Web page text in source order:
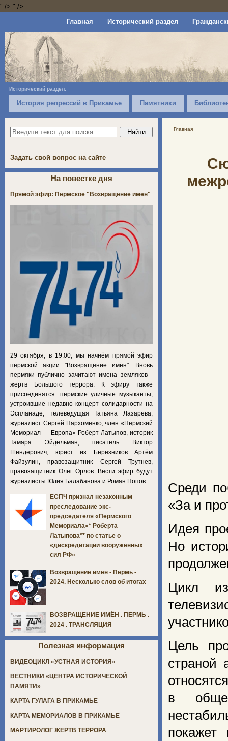
" /> " />
Главная
Исторический раздел
Исторический раздел:
История репрессий в Прикамье Памятники
Главная
Среди
«За и
Идея
Но
Цикл из
Цель
страной
в
покажет
Задать свой вопрос на сайте
На повестке дня
Прямой эфир: Пермское "Возвращение имён"
29 октября, в 19:00, мы начнём прямой эфир
пермской акции "Возвращение имён". Вновь
пермяки публично зачитают имена земляков -
жертв Большого террора. К эфиру также
присоединятся: пермские уличные музыканты,
устроившие недавно концерт солидарности на
Эспланаде, телеведущая Татьяна Лазарева,
журналист Сергей Пархоменко, член «Пермский
Мемориал — Европа» Роберт Латыпов, историк
Тамара Эйдельман, писатель Виктор
Шендерович, юрист из Березников Артём
Файзулин, правозащитник Сергей Трутнев,
правозащитник Олег Орлов. Вести эфир будут
журналисты Юлия Балабанова и Роман Попов.
ЕСПЧ признал незаконным
преследование экс-
председателя «Пермского
Мемориала»* Роберта
Латыпова** по статье о
«дискредитации вооруженных
сил РФ»
Возвращение имён - Пермь -
2024. Несколько слов об итогах
ВОЗВРАЩЕНИЕ ИМЁН . ПЕРМЬ .
2024 . ТРАНСЛЯЦИЯ
Полезная информация
ВИДЕОЦИКЛ «УСТНАЯ ИСТОРИЯ»
ВЕСТНИКИ «ЦЕНТРА ИСТОРИЧЕСКОЙ
ПАМЯТИ»
КАРТА ГУЛАГА В ПРИКАМЬЕ
КАРТА МЕМОРИАЛОВ В ПРИКАМЬЕ
МАРТИРОЛОГ ЖЕРТВ ТЕРРОРА